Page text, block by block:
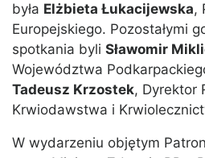
była Elżbieta Łukacijewska,
Europejskiego. Pozostałymi
spotkania byli Sławomir
Województwa
Tadeusz Krzostek, Dyrektor
Krwiodawstwa i
W wydarzeniu objętym